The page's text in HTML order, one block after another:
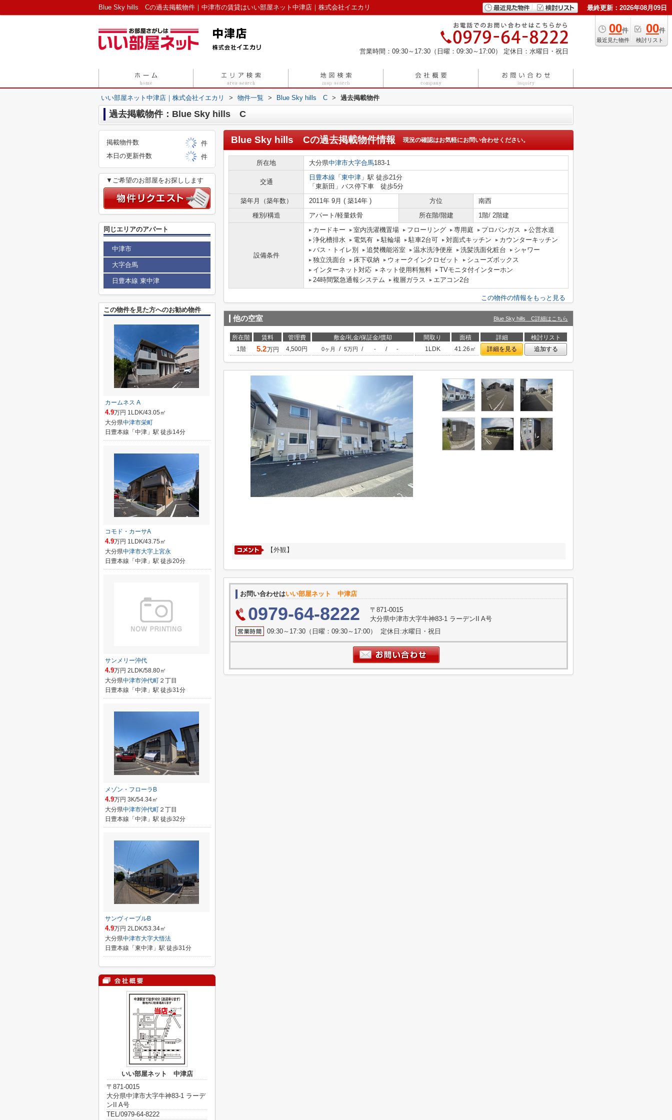
Blue Sky hills Cの過去掲載物件｜中津市の賃貸はいい部屋ネット中津店｜株式会社イエカリ 最終更新：2026年08月09日
00件
最近見た物件
00件
検討リスト
営業時間：09:30～17:30（日曜：09:30～17:00） 定休日：水曜日・祝日
いい部屋ネット中津店｜株式会社イエカリ > 物件一覧 > Blue Sky hills C > 過去掲載物件
過去掲載物件：Blue Sky hills C
Blue Sky hills Cの過去掲載物件情報 現況の確認はお気軽にお問い合わせください。
所在地 大分県中津市大字合馬183-1
交通
日豊本線 「 東中津 」駅 徒歩21分
「東新田」バス停下車 徒歩5分
築年月（築年数）
2011年 9月 ( 築14年 ) 方位
南西
種別/構造
アパート/軽量鉄骨 所在階/階建 1階/ 2階建
設備条件
カードキー 室内洗濯機置場 フローリング 専用庭 プロパンガス
公営水道
浄化槽排水
電気有 駐輪場 駐車2台可 対面式キッチン
カウンターキッチン
バス・トイレ別
追焚機能浴室 温水洗浄便座 洗髪洗面化粧台
シャワー
独立洗面台
床下収納 ウォークインクロゼット
シューズボックス
インターネット対応
ネット使用料無料
TVモニタ付インターホン
24時間緊急通報システム
複層ガラス エアコン2台
この物件の情報をもっと見る
他の空室 Blue Sky hills C詳細はこちら
所在階 賃料 管理費 敷金/礼金/保証金/償却 間取り 面積 詳細
検討リスト
1階
5.2万円 4,500円 0ヶ月 / 5万円 / - / - 1LDK 41.26㎡ 詳細を見る 追加する
【外観】
お問い合わせはいい部屋ネット 中津店
0979-64-8222
〒871-0015
大分県中津市大字牛神83-1 ラーデンII A号
09:30～17:30（日曜：09:30～17:00） 定休日:水曜日・祝日
掲載物件数
件
本日の更新件数
件
▼ご希望のお部屋をお探しします
同じエリアのアパート
中津市
大字合馬
日豊本線 東中津
この物件を見た方へのお勧め物件
カームネス A
4.9万円 1LDK/43.05㎡
大分県中津市栄町
日豊本線「中津」駅 徒歩14分
コモド・カーサA
4.9万円 1LDK/43.75㎡
大分県中津市大字上宮永
日豊本線「中津」駅 徒歩20分
サンメリー沖代
4.9万円 2LDK/58.80㎡
大分県中津市沖代町 ２丁目
日豊本線「中津」駅 徒歩31分
メゾン・フローラB
4.9万円 3K/54.34㎡
大分県中津市沖代町 ２丁目
日豊本線「中津」駅 徒歩32分
サンヴィーブルB
4.9万円 2LDK/53.34㎡
大分県中津市大字大悟法
日豊本線「東中津」駅 徒歩31分
いい部屋ネット 中津店
〒871-0015
大分県中津市大字牛神83-1 ラーデ
ンII A号
TEL/0979-64-8222